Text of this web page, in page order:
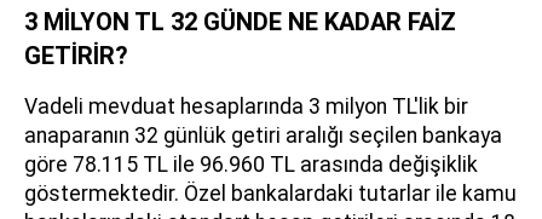
3 MİLYON TL 32 GÜNDE NE KADAR FAİZ
GETİRİR?
Vadeli mevduat hesaplarında 3 milyon TL'lik bir
anaparanın 32 günlük getiri aralığı seçilen bankaya
göre 78.115 TL ile 96.960 TL arasında değişiklik
göstermektedir. Özel bankalardaki tutarlar ile kamu